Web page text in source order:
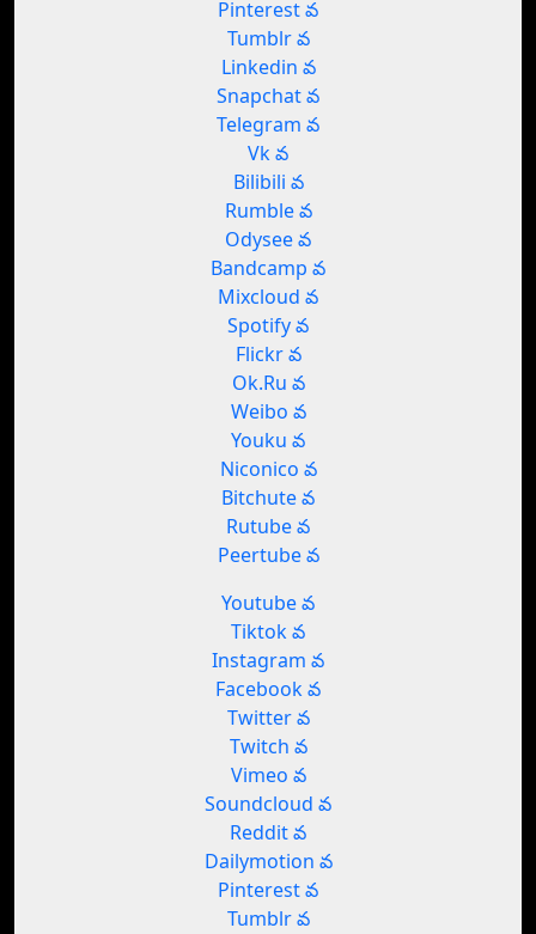
Pinterest వ
Tumblr వ
Linkedin వ
Snapchat వ
Telegram వ
Vk వ
Bilibili వ
Rumble వ
Odysee వ
Bandcamp వ
Mixcloud వ
Spotify వ
Flickr వ
Ok.Ru వ
Weibo వ
Youku వ
Niconico వ
Bitchute వ
Rutube వ
Peertube వ
Youtube వ
Tiktok వ
Instagram వ
Facebook వ
Twitter వ
Twitch వ
Vimeo వ
Soundcloud వ
Reddit వ
Dailymotion వ
Pinterest వ
Tumblr వ